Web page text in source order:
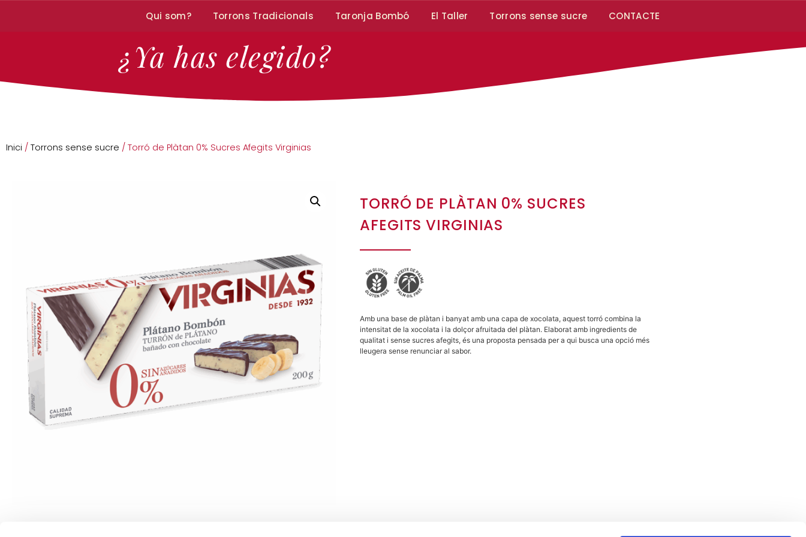
Qui som? Torrons Tradicionals Taronja Bombó El Taller Torrons sense sucre CONTACTE
¿Ya has elegido?
Inici / Torrons sense sucre / Torró de Plàtan 0% Sucres Afegits Virginias
TORRÓ DE PLÀTAN 0% SUCRES
AFEGITS VIRGINIAS
Amb una base de plàtan i banyat amb una capa de xocolata, aquest torró combina la
intensitat de la xocolata i la dolçor afruitada del plàtan. Elaborat amb ingredients de
qualitat i sense sucres afegits, és una proposta pensada per a qui busca una opció més
lleugera sense renunciar al sabor.